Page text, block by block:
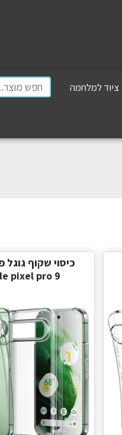
ציוד למלחמה
כיסוי שקוף גוגל
pixel pro 9